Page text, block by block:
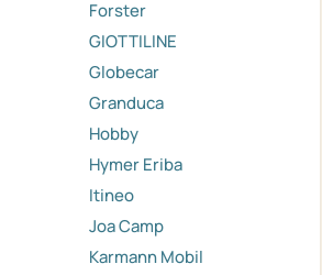
Forster
GIOTTILINE
Globecar
Granduca
Hobby
Hymer Eriba
Itineo
Joa Camp
Karmann Mobil